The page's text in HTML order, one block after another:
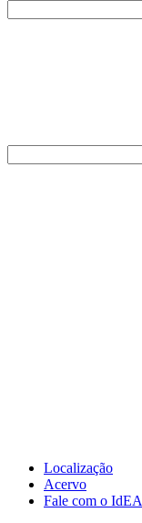
Localização
Acervo
Fale com o IdEA